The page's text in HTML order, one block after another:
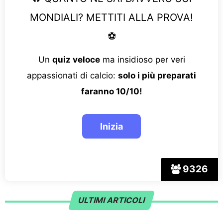
9326
MONDIALI? METTITI ALLA PROVA!
⚽
Un quiz velocema insidioso per veri
appassionati di calcio: solo i più preparati
faranno 10/10!
ULTIMI ARTICOLI